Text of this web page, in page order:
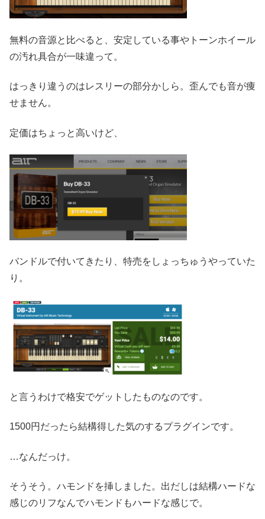
無料の音源と比べると、安定している事やトーンホイール
の汚れ具合が一味違って。
はっきり違うのはレスリーの部分かしら。歪んでも音が痩
せません。
定価はちょっと高いけど、
バンドルで付いてきたり、特売をしょっちゅうやっていた
り。
と言うわけで格安でゲットしたものなのです。
1500円だったら結構得した気のするプラグインです。
…なんだっけ。
そうそう。ハモンドを挿しました。出だしは結構ハードな
感じのリフなんでハモンドもハードな感じで。